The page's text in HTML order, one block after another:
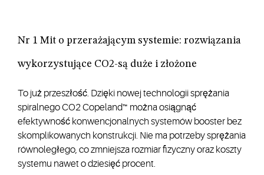
Nr 1 Mit o przerażającym systemie: rozwiązania
wykorzystujące CO2-są duże i złożone
To już przeszłość. Dzięki nowej technologii sprężania
spiralnego CO2 Copeland™ można osiągnąć
efektywność konwencjonalnych systemów booster bez
skomplikowanych konstrukcji. Nie ma potrzeby sprężania
równoległego, co zmniejsza rozmiar fizyczny oraz koszty
systemu nawet o dziesięć procent.